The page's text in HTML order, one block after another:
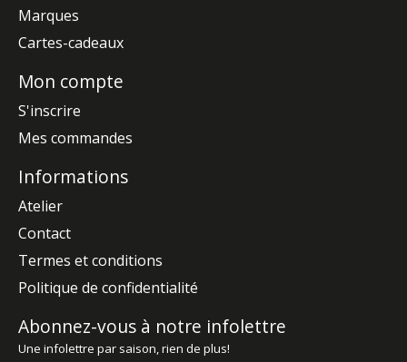
Marques
Cartes-cadeaux
Mon compte
S'inscrire
Mes commandes
Informations
Atelier
Contact
Termes et conditions
Politique de confidentialité
Abonnez-vous à notre infolettre
Une infolettre par saison, rien de plus!